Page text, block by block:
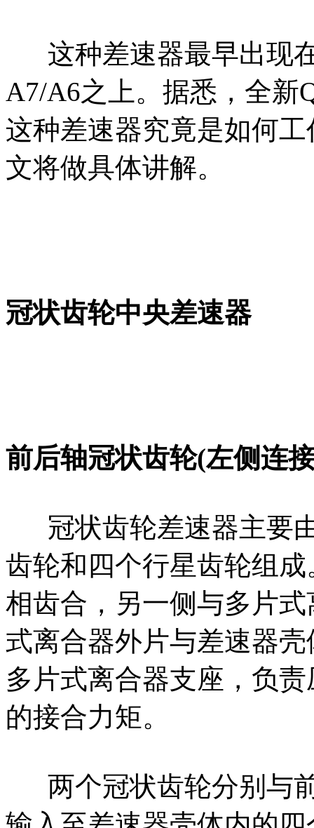
这种差速器最早出现
A7/A6之上。据悉，全新
这种差速器究竟是如何
文将做具体讲解。
冠状齿轮中央差速器
前后轴冠状齿轮(左侧连
冠状齿轮差速器主要
齿轮和四个行星齿轮组
相齿合，另一侧与多片
式离合器外片与差速器
多片式离合器支座，负
的接合力矩。
两个冠状齿轮分别与